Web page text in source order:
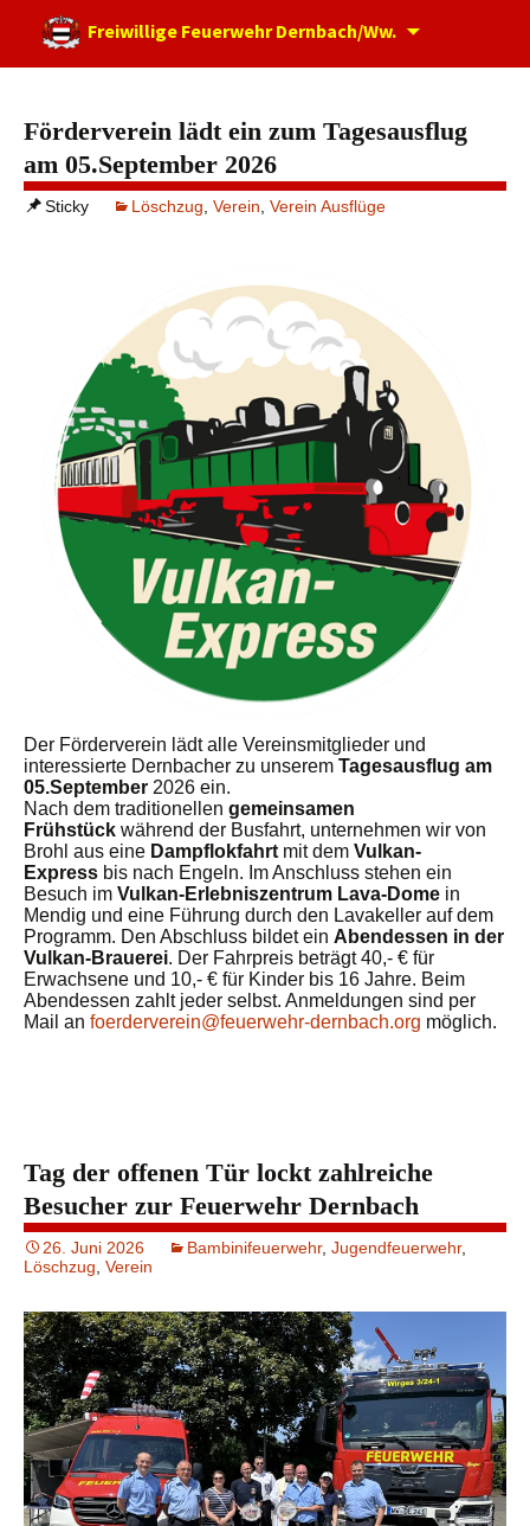
Freiwillige Feuerwehr Dernbach/Ww.
Förderverein lädt ein zum Tagesausflug
am 05.September 2026
Sticky Löschzug Verein Verein Ausflüge
Der Förderverein lädt alle Vereinsmitglieder und
interessierte Dernbacher zu unserem Tagesausflug am
05.September 2026 ein.
Nach dem traditionellen gemeinsamen
Frühstück während der Busfahrt, unternehmen wir von
Brohl aus eine Dampflokfahrt mit dem Vulkan-
Express bis nach Engeln. Im Anschluss stehen ein
Besuch im Vulkan-Erlebniszentrum Lava-Dome in
Mendig und eine Führung durch den Lavakeller auf dem
Programm. Den Abschluss bildet ein Abendessen in der
Vulkan-Brauerei. Der Fahrpreis beträgt 40,- € für
Erwachsene und 10,- € für Kinder bis 16 Jahre. Beim
Abendessen zahlt jeder selbst. Anmeldungen sind per
Mail an foerderverein@feuerwehr-dernbach.org möglich.
Tag der offenen Tür lockt zahlreiche
Besucher zur Feuerwehr Dernbach
26. Juni 2026 Bambinifeuerwehr, Jugendfeuerwehr,
Löschzug Verein